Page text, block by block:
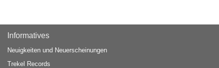
Informatives
Neuigkeiten und Neuerscheinungen
Trekel Records